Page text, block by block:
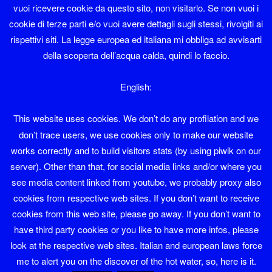
nugola = s.f.– nuvola.
Nugoli= soprannome di famiglia a Sover.
– numero; cfr. anche
Nunziata = soprannome di famiglia a Sover.
nut = agg. – nudo.
nutrir = vr.– nutrire.
FB InstagramTw
Proudly powered by WordPress
vuoi ricevere cookie da questo sito, non visitarlo. Se non vuoi i
cookie di terze parti e/o vuoi avere dettagli sugli stessi, rivolgiti ai
rispettivi siti. La legge europea ed italiana mi obbliga ad avvisarti
della scoperta dell’acqua calda, quindi lo faccio.
English:
This website uses cookies. We don’t do any profilation and we
don’t trace users, we use cookies only to make our website
works correctly and to build visitors stats (by using piwik on our
server). Other than that, for social media links and/or where you
see media content linked from youtube, we probably proxy also
cookies from respective web sites. If you don’t want to receive
cookies from this web site, please go away. If you don’t want to
have third party cookies or you like to have more infos, please
look at the respective web sites. Italian and european laws force
me to alert you on the discover of the hot water, so, here is it.